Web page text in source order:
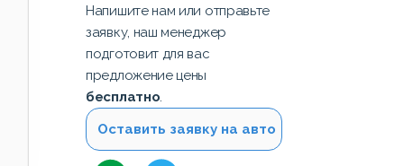
Напишите нам или отправьте
заявку, наш менеджер
подготовит для вас
предложение цены
бесплатно.
Оставить заявку на авто